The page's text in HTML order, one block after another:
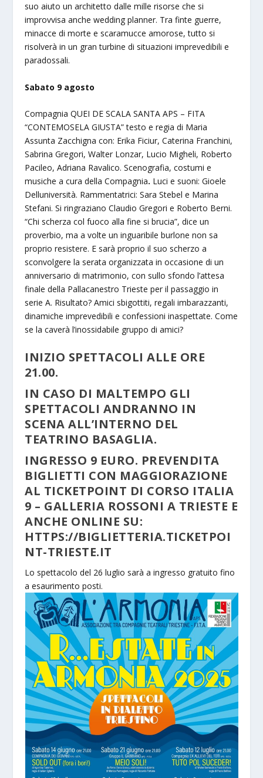
suo aiuto un architetto dalle mille risorse che si
improvvisa anche wedding planner. Tra finte guerre,
minacce di morte e scaramucce amorose, tutto si
risolverà in un gran turbine di situazioni imprevedibili e
paradossali.
Sabato 9 agosto
Compagnia QUEI DE SCALA SANTA APS – FITA
“CONTEMOSELA GIUSTA” testo e regia di Maria
Assunta Zacchigna con: Erika Ficiur, Caterina Franchini,
Sabrina Gregori, Walter Lonzar, Lucio Migheli, Roberto
Pacileo, Adriana Ravalico. Scenografia, costumi e
musiche a cura della Compagnia. Luci e suoni: Gioele
Delluniversità. Rammentatrici: Sara Stebel e Marina
Stefani. Si ringraziano Claudio Gregori e Roberto Berni.
“Chi scherza col fuoco alla fine si brucia”, dice un
proverbio, ma a volte un inguaribile burlone non sa
proprio resistere. E sarà proprio il suo scherzo a
sconvolgere la serata organizzata in occasione di un
anniversario di matrimonio, con sullo sfondo l’attesa
finale della Pallacanestro Trieste per il passaggio in
serie A. Risultato? Amici sbigottiti, regali imbarazzanti,
dinamiche imprevedibili e confessioni inaspettate. Come
se la caverà l’inossidabile gruppo di amici?
INIZIO SPETTACOLI ALLE ORE
21.00.
IN CASO DI MALTEMPO GLI
SPETTACOLI ANDRANNO IN
SCENA ALL’INTERNO DEL
TEATRINO BASAGLIA.
INGRESSO 9 EURO. PREVENDITA
BIGLIETTI CON MAGGIORAZIONE
AL TICKETPOINT DI CORSO ITALIA
9 – GALLERIA ROSSONI A TRIESTE E
ANCHE ONLINE SU:
HTTPS://BIGLIETTERIA.TICKETPOI
NT-TRIESTE.IT
Lo spettacolo del 26 luglio sarà a ingresso gratuito fino
a esaurimento posti.